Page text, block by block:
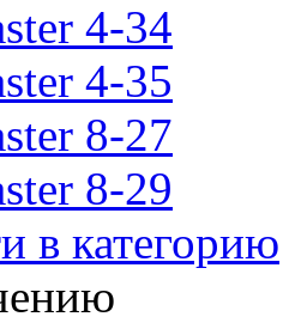
4-34
4-35
8-27
8-29
в категорию